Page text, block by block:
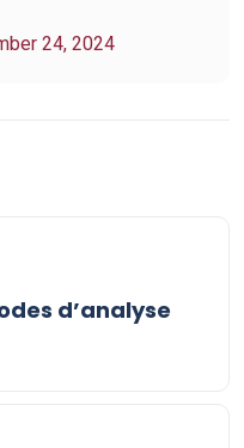
24, 2024
d’analyse